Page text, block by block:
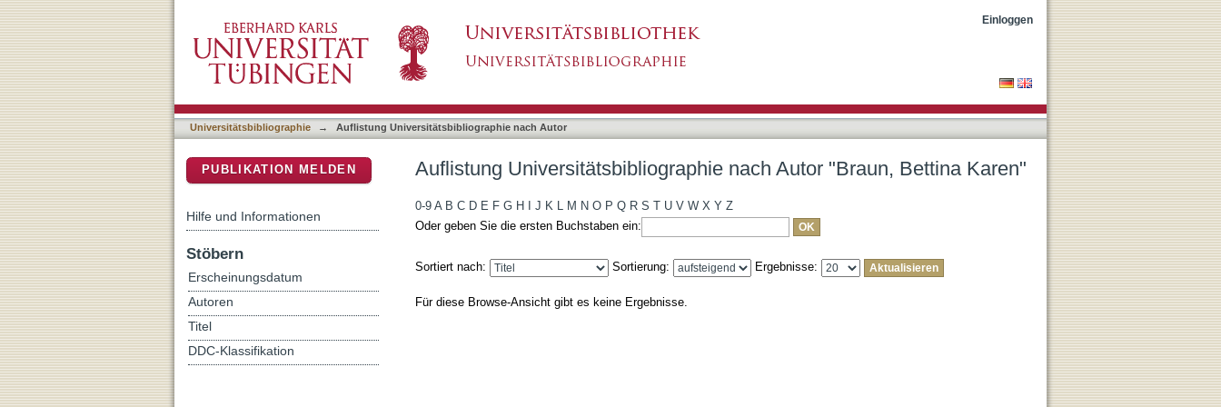
Einloggen
Universitätsbibliographie → Auflistung Universitätsbibliographie nach Autor
Auflistung Universitätsbibliographie nach Autor "Braun, Bettina Karen"
0-9 A B C D E F G H J K L M N O P Q R S T U V W X Y Z
Oder geben Sie die ersten Buchstaben ein:
Sortiert nach: Sortierung: Ergebnisse:
Für diese Browse-Ansicht gibt es keine Ergebnisse.
PUBLIKATION MELDEN
Hilfe und Informationen
Stöbern
Erscheinungsdatum
Autoren
Titel
DDC-Klassifikation